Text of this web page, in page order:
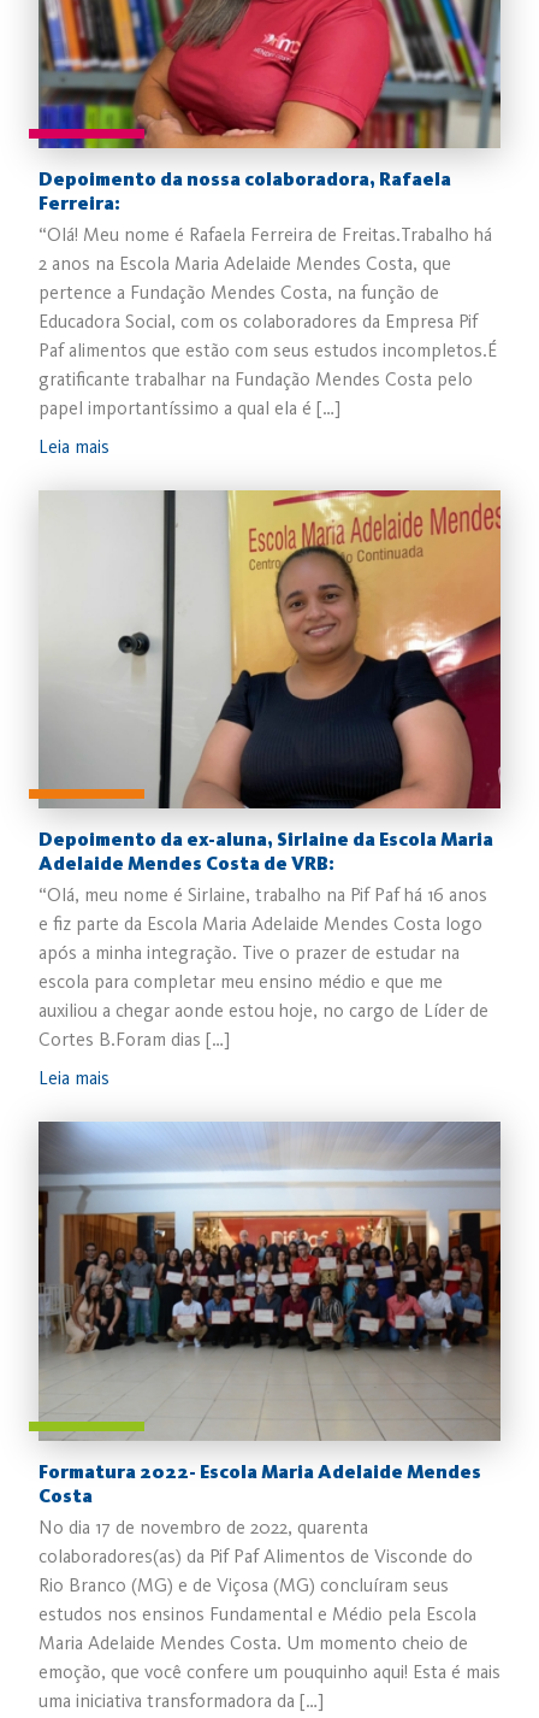
Depoimento da nossa colaboradora, Rafaela
Ferreira:
“Olá! Meu nome é Rafaela Ferreira de Freitas.Trabalho há
2 anos na Escola Maria Adelaide Mendes Costa, que
pertence a Fundação Mendes Costa, na função de
Educadora Social, com os colaboradores da Empresa Pif
Paf alimentos que estão com seus estudos incompletos.É
gratificante trabalhar na Fundação Mendes Costa pelo
papel importantíssimo a qual ela é […]
Leia mais
Depoimento da ex-aluna, Sirlaine da Escola Maria
Adelaide Mendes Costa de VRB:
“Olá, meu nome é Sirlaine, trabalho na Pif Paf há 16 anos
e fiz parte da Escola Maria Adelaide Mendes Costa logo
após a minha integração. Tive o prazer de estudar na
escola para completar meu ensino médio e que me
auxiliou a chegar aonde estou hoje, no cargo de Líder de
Cortes B.Foram dias […]
Leia mais
Formatura 2022- Escola Maria Adelaide Mendes
Costa
No dia 17 de novembro de 2022, quarenta
colaboradores(as) da Pif Paf Alimentos de Visconde do
Rio Branco (MG) e de Viçosa (MG) concluíram seus
estudos nos ensinos Fundamental e Médio pela Escola
Maria Adelaide Mendes Costa. Um momento cheio de
emoção, que você confere um pouquinho aqui! Esta é mais
uma iniciativa transformadora da […]